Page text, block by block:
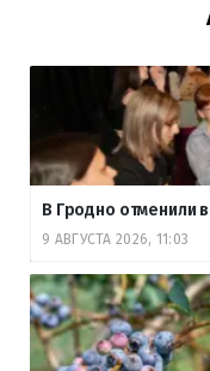
В Гродно отменили
9 АВГУСТА 2026, 11:03